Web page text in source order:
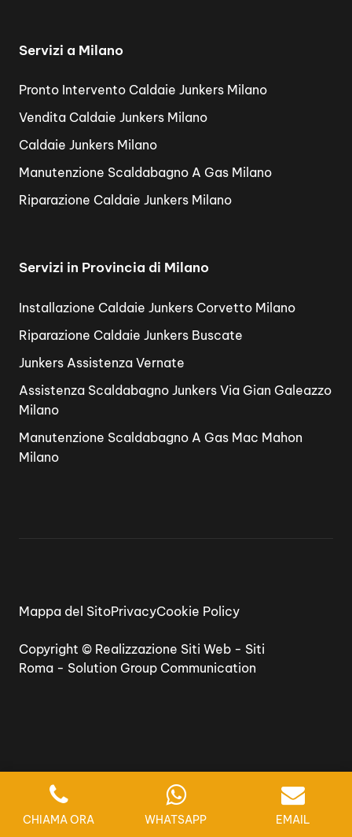
Servizi a Milano
Pronto Intervento Caldaie Junkers Milano
Vendita Caldaie Junkers Milano
Caldaie Junkers Milano
Manutenzione Scaldabagno A Gas Milano
Riparazione Caldaie Junkers Milano
Servizi in Provincia di Milano
Installazione Caldaie Junkers Corvetto Milano
Riparazione Caldaie Junkers Buscate
Junkers Assistenza Vernate
Assistenza Scaldabagno Junkers Via Gian Galeazzo
Milano
Manutenzione Scaldabagno A Gas Mac Mahon
Milano
Copyright © Realizzazione Siti Web - Siti
Roma - Solution Group Communication
Mappa del SitoPrivacyCookie Policy
CHIAMA ORA WHATSAPP EMAIL